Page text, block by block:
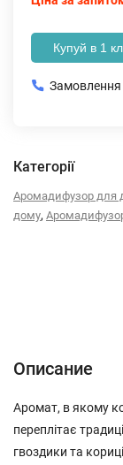
Купуй в 1
Замовлення
Категорії
Аромадифузор для
дому,
Описание
Аромат, в якому
переплітає
гвоздики та